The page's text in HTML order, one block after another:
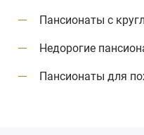
Пансионаты с
Недорогие
Пансионаты для